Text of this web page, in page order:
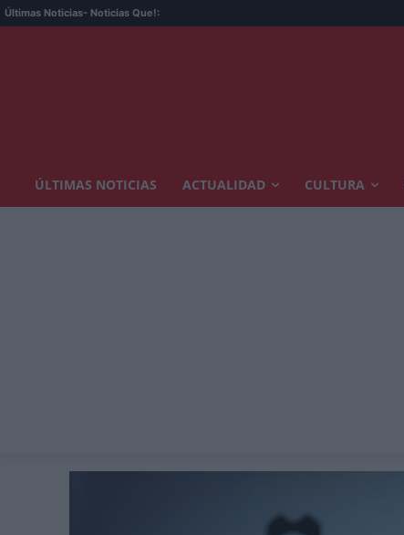
Últimas Noticias- Noticias Que!:
ÚLTIMAS NOTICIAS ACTUALIDAD CULTURA